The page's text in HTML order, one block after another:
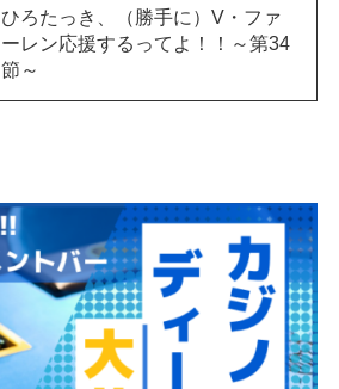
ひろたっき、（勝手に）V・ファ
ーレン応援するってよ！！～第34
節～